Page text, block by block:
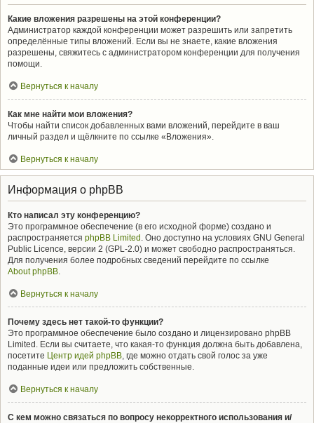
Какие вложения разрешены на этой конференции?
Администратор каждой конференции может разрешить или запретить
определённые типы вложений. Если вы не знаете, какие вложения
разрешены, свяжитесь с администратором конференции для получения
помощи.
Вернуться к началу
Как мне найти мои вложения?
Чтобы найти список добавленных вами вложений, перейдите в ваш
личный раздел и щёлкните по ссылке «Вложения».
Вернуться к началу
Информация о phpBB
Кто написал эту конференцию?
Это программное обеспечение (в его исходной форме) создано и
распространяется phpBB Limited . Оно доступно на условиях GNU General
Public Licence, версии 2 (GPL-2.0) и может свободно распространяться.
Для получения более подробных сведений перейдите по ссылке
About phpBB.
Вернуться к началу
Почему здесь нет такой-то функции?
Это программное обеспечение было создано и лицензировано phpBB
Limited. Если вы считаете, что какая-то функция должна быть добавлена,
посетите Центр идей phpBB, где можно отдать свой голос за уже
поданные идеи или предложить собственные.
Вернуться к началу
С кем можно связаться по вопросу некорректного использования и/